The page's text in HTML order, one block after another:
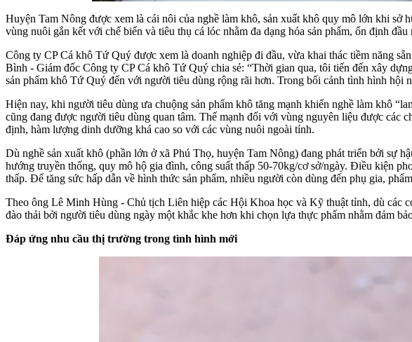
Huyện Tam Nông được xem là cái nôi của nghề làm khô, sản xuất khô quy mô lớn khi
vùng nuôi gắn kết với chế biến và tiêu thụ cá lóc nhằm đa dạng hóa sản phẩm, ổn định
Công ty CP Cá khô Tứ Quý được xem là doanh nghiệp đi đầu, vừa khai thác tiềm năng
Bình - Giám đốc Công ty CP Cá khô Tứ Quý chia sẻ: “Thời gian qua, tôi tiến đến xây
sản phẩm khô Tứ Quý đến với người tiêu dùng rộng rãi hơn. Trong bối cảnh tình hình hội
Hiện nay, khi người tiêu dùng ưa chuộng sản phẩm khô tăng mạnh khiến nghề làm khô
cũng đang được người tiêu dùng quan tâm. Thế mạnh đối với vùng nguyên liệu được
định, hàm lượng dinh dưỡng khá cao so với các vùng nuôi ngoài tỉnh.
Dù nghề sản xuất khô (phần lớn ở xã Phú Thọ, huyện Tam Nông) đang phát triển bởi sự
hướng truyền thống, quy mô hộ gia đình, công suất thấp 50-70kg/cơ sở/ngày. Điều kiện
thấp. Để tăng sức hấp dẫn về hình thức sản phẩm, nhiều người còn dùng đến phụ gia,
Theo ông Lê Minh Hùng - Chủ tịch Liên hiệp các Hội Khoa học và Kỹ thuật tỉnh, dù các
đào thải bởi người tiêu dùng ngày một khắc khe hơn khi chọn lựa thực phẩm nhằm đảm
Đáp ứng nhu cầu thị trường trong tình hình mới